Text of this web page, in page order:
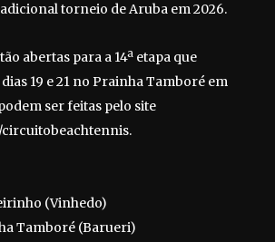
torneio de Aruba em 2026.
abertas para a 14ª etapa que
19 e 21 no Prainha Tamboré em
ser feitas pelo site
circuitobeachtennis.
(Vinhedo)
Tamboré (Barueri)